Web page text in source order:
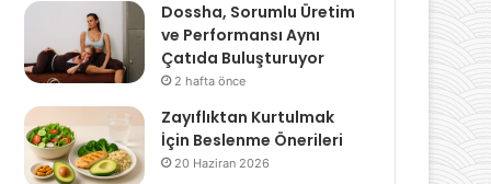
Dossha, Sorumlu Üretim
ve Performansı Aynı
Çatıda Buluşturuyor
2 hafta önce
Zayıflıktan Kurtulmak
İçin Beslenme Önerileri
20 Haziran 2026